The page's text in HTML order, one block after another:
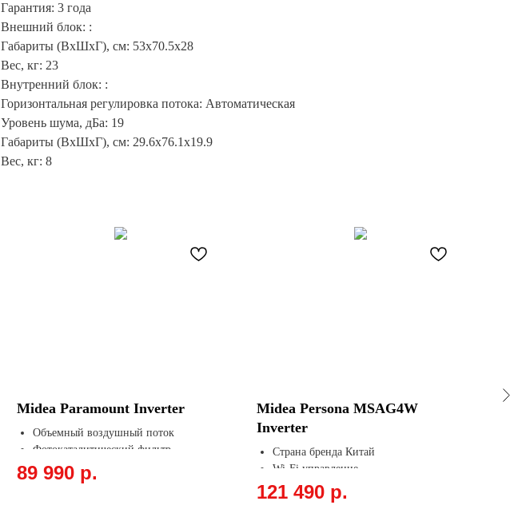
Гарантия: 3 года
Внешний блок: :
Габариты (ВхШхГ), см: 53x70.5x28
Вес, кг: 23
Внутренний блок: :
Горизонтальная регулировка потока: Автоматическая
Уровень шума, дБа: 19
Габариты (ВхШхГ), см: 29.6x76.1x19.9
Вес, кг: 8
Midea Paramount Inverter
Объемный воздушный поток
Фотокаталитический фильтр
Экологически безопасный хладагент
Автоматические жалюзи
89 990 р.
Midea Persona MSAG4W
Inverter
Страна бренда Китай
Wi-Fi управление
Дизайнерская черная зеркальная
панель
121 490 р.